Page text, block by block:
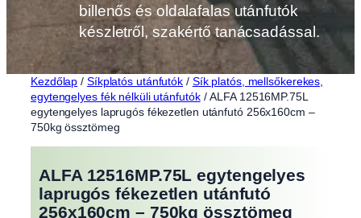
billenős és oldalafalas utánfutók
készletről, szakértő tanácsadással.
Kezdőlap / Síkplatós utánfutók / Sík platós, mellsőkerekes,
egytengelyes fék nélküli utánfutók/ ALFA 12516MP.75L
egytengelyes laprugós fékezetlen utánfutó 256x160cm –
750kg össztömeg
ALFA 12516MP.75L egytengelyes
laprugós fékezetlen utánfutó
256x160cm – 750kg össztömeg